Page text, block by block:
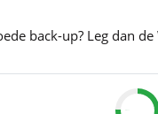
back-up? Leg dan